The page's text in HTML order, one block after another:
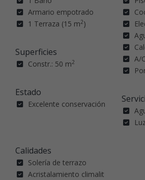
Armario empotrado
1 Terraza (15 m2)
Superficies
Constr.: 50 m2
Estado
Excelente conservación
A/
Calidades
Solería de terrazo
Acristalamiento climalit